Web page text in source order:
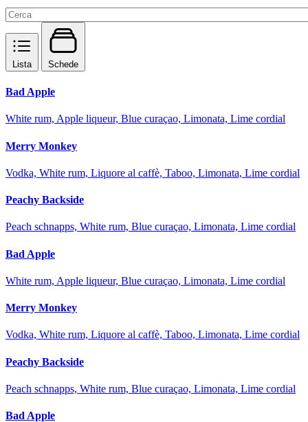
Lista Schede
Bad Apple
White rum, Apple liqueur, Blue curaçao, Limonata, Lime cordial
Merry Monkey
Vodka, White rum, Liquore al caffè, Taboo, Limonata, Lime cordial
Peachy Backside
Peach schnapps, White rum, Blue curaçao, Limonata, Lime cordial
Bad Apple
White rum, Apple liqueur, Blue curaçao, Limonata, Lime cordial
Merry Monkey
Vodka, White rum, Liquore al caffè, Taboo, Limonata, Lime cordial
Peachy Backside
Peach schnapps, White rum, Blue curaçao, Limonata, Lime cordial
Bad Apple